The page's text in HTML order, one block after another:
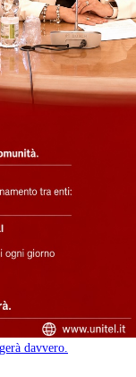
davvero.